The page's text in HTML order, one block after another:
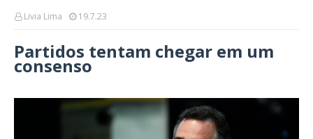
Livia Lima 19.7.23
Partidos tentam chegar em um
consenso